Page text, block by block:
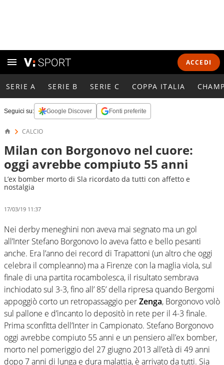
ACCEDI
SERIE A SERIE B SERIE C COPPA ITALIA
Seguici su: Google Discover Fonti preferite
CALCIO
Milan con Borgonovo nel cuore:
oggi avrebbe compiuto 55 anni
L’ex bomber morto di Sla ricordato da tutti con affetto e
nostalgia
17/03/19 11:37
Nei derby meneghini non aveva mai segnato ma un gol
all’Inter Stefano Borgonovo lo aveva fatto e bello pesanti
anche. Era l’anno dei record di Trapattoni (un altro che oggi
celebra il compleanno) ma a Firenze con la maglia viola, sul
finale di una partita rocambolesca, il risultato sembrava
inchiodato sul 3-3, fino all’ 85’ della ripresa quando Bergomi
appoggiò corto un retropassaggio perZenga, Borgonovo volò
sul pallone e d’incanto lo depositò in rete per il 4-3 finale.
Prima sconfitta dell’Inter in Campionato. Stefano Borgonovo
oggi avrebbe compiuto 55 anni e un pensiero all’ex bomber,
morto nel pomeriggio del 27 giugno 2013 all’età di 49 anni
dopo 7 anni di lunga e dura malattia, è arrivato da tutti. Sia